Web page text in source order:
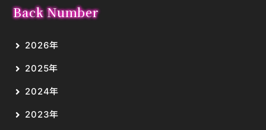
PIANO RECITAL
MOVIE
Back Number
2026年
2025年
2024年
2023年